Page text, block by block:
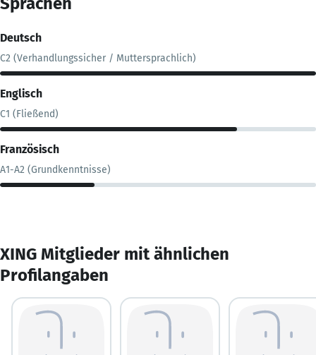
Deutsch
C2 (Verhandlungssicher / Muttersprachlich)
Englisch
C1 (Fließend)
Französisch
A1-A2 (Grundkenntnisse)
XING Mitglieder mit ähnlichen
Profilangaben